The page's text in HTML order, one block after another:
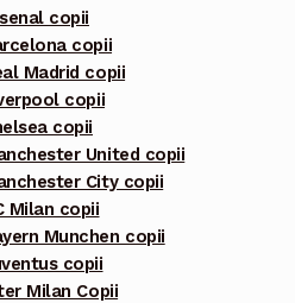
copii
copii
Madrid copii
copii
copii
United copii
City copii
Milan copii
Munchen copii
copii
Milan Copii